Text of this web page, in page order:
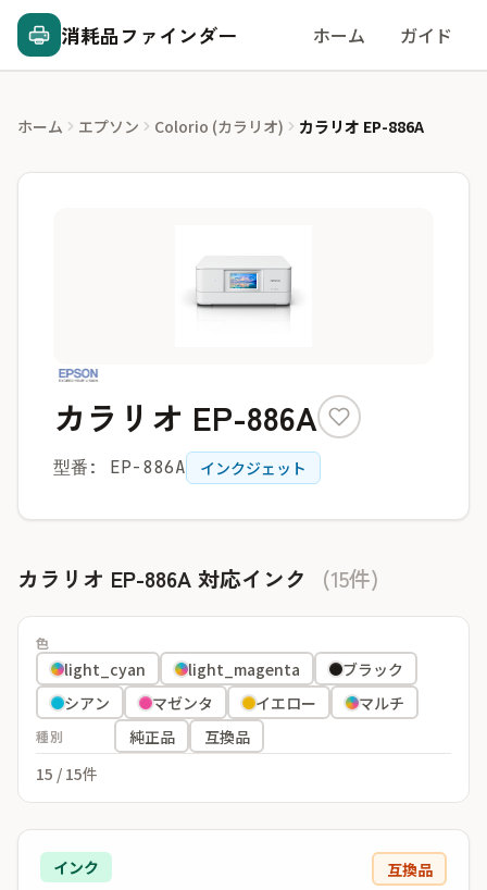
消耗品ファインダー ホーム ガイド
ホーム エプソン Colorio (カラリオ) カラリオ EP-886A
カラリオ EP-886A
型番: EP-886A インクジェット
カラリオ EP-886A 対応インク (15件)
色
light_cyan light_magenta
ブラック
シアン
マゼンタ イエロー マルチ
種別 純正品
互換品
15 / 15件
インク 互換品